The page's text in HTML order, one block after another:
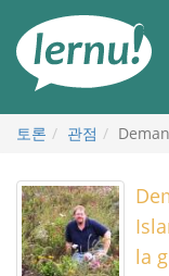
토론 관점
la